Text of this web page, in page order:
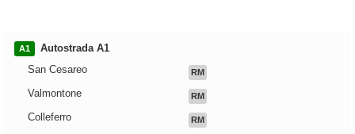
A1
Autostrada A1
San Cesareo
RM
Valmontone RM
Colleferro RM